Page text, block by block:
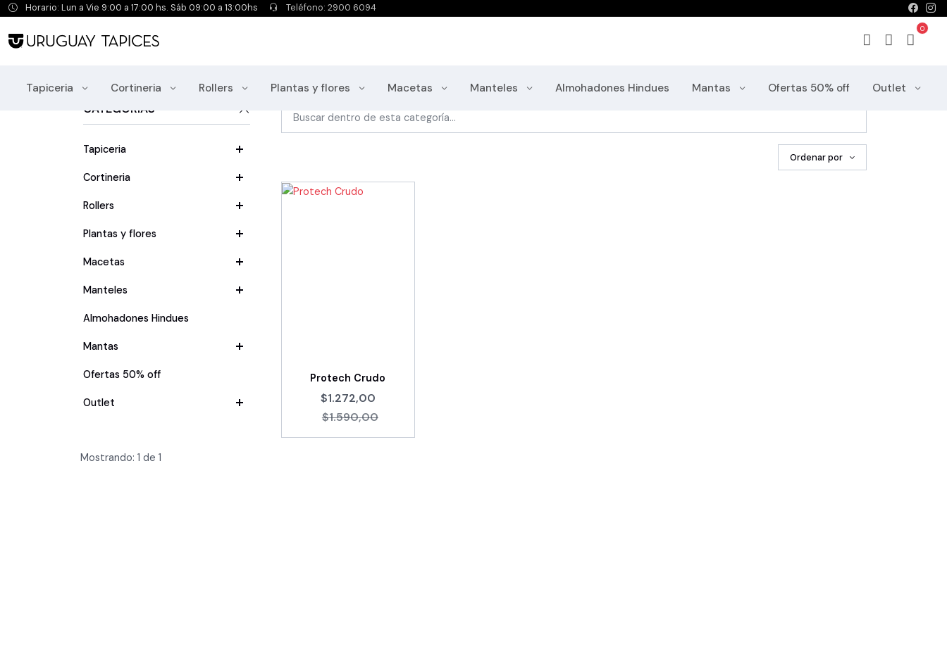
Horario: Lun a Vie 9:00 a 17:00 hs. Sáb 09:00 a 13:00hs Teléfono: 2900 6094
Tapiceria Cortineria Rollers Plantas y flores Macetas Manteles Almohadones Hindues Mantas Ofertas 50% off Outlet
Tapiceria / Simil Cuero / Para Sanatorios Productos
CATEGORÍAS
Tapiceria
Cortineria
Rollers
Plantas y flores
Macetas
Manteles
Almohadones Hindues
Mantas
Ofertas 50% off
Outlet
Ordenar por
Protech Crudo
$1.272,00
$1.590,00
Mostrando: 1 de 1